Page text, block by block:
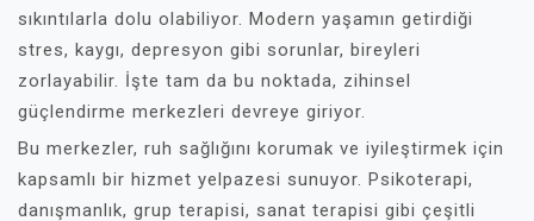
sıkıntılarla dolu olabiliyor. Modern yaşamın getirdiği
stres, kaygı, depresyon gibi sorunlar, bireyleri
zorlayabilir. İşte tam da bu noktada, zihinsel
güçlendirme merkezleri devreye giriyor.
Bu merkezler, ruh sağlığını korumak ve iyileştirmek için
kapsamlı bir hizmet yelpazesi sunuyor. Psikoterapi,
danışmanlık, grup terapisi, sanat terapisi gibi çeşitli